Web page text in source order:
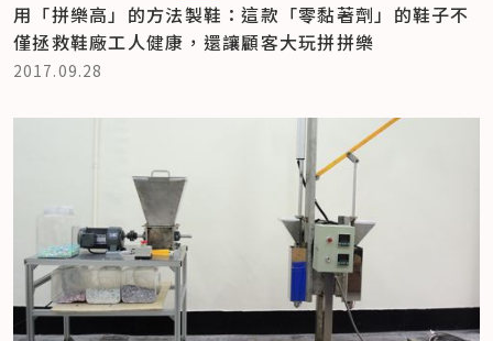
用「拼樂高」的方法製鞋：這款「零黏著劑」的鞋子不
僅拯救鞋廠工人健康，還讓顧客大玩拼拼樂
2017.09.28